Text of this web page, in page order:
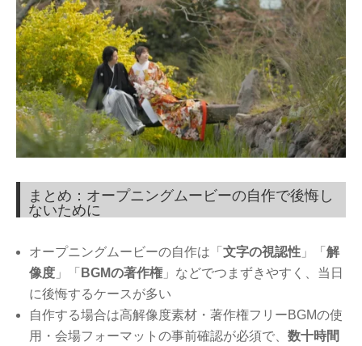
まとめ：オープニングムービーの自作で後悔し
ないために
オープニングムービーの自作は「 文字の視認性 」「 解
像度 」「 BGMの著作権 」などでつまずきやすく、当日
に後悔するケースが多い
自作する場合は高解像度素材・著作権フリーBGMの使
用・会場フォーマットの事前確認が必須で、 数十時間